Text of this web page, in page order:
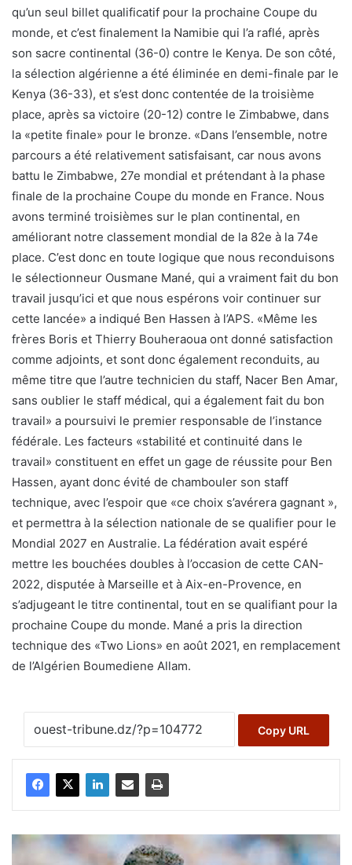
qu’un seul billet qualificatif pour la prochaine Coupe du
monde, et c’est finalement la Namibie qui l’a raflé, après
son sacre continental (36-0) contre le Kenya. De son côté,
la sélection algérienne a été éliminée en demi-finale par le
Kenya (36-33), et s’est donc contentée de la troisième
place, après sa victoire (20-12) contre le Zimbabwe, dans
la «petite finale» pour le bronze. «Dans l’ensemble, notre
parcours a été relativement satisfaisant, car nous avons
battu le Zimbabwe, 27e mondial et prétendant à la phase
finale de la prochaine Coupe du monde en France. Nous
avons terminé troisièmes sur le plan continental, en
améliorant notre classement mondial de la 82e à la 74e
place. C’est donc en toute logique que nous reconduisons
le sélectionneur Ousmane Mané, qui a vraiment fait du bon
travail jusqu’ici et que nous espérons voir continuer sur
cette lancée» a indiqué Ben Hassen à l’APS. «Même les
frères Boris et Thierry Bouheraoua ont donné satisfaction
comme adjoints, et sont donc également reconduits, au
même titre que l’autre technicien du staff, Nacer Ben Amar,
sans oublier le staff médical, qui a également fait du bon
travail» a poursuivi le premier responsable de l’instance
fédérale. Les facteurs «stabilité et continuité dans le
travail» constituent en effet un gage de réussite pour Ben
Hassen, ayant donc évité de chambouler son staff
technique, avec l’espoir que «ce choix s’avérera gagnant »,
et permettra à la sélection nationale de se qualifier pour le
Mondial 2027 en Australie. La fédération avait espéré
mettre les bouchées doubles à l’occasion de cette CAN-
2022, disputée à Marseille et à Aix-en-Provence, en
s’adjugeant le titre continental, tout en se qualifiant pour la
prochaine Coupe du monde. Mané a pris la direction
technique des «Two Lions» en août 2021, en remplacement
de l’Algérien Boumediene Allam.
Copy URL